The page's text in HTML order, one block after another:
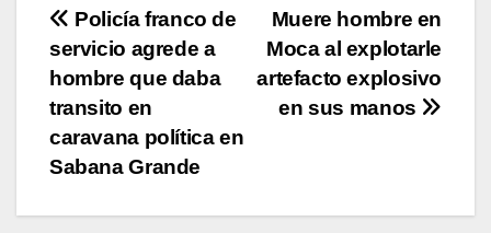
Navegación
de
entradas
Muere hombre en
Moca al explotarle
artefacto explosivo
en sus manos
Policía franco de
servicio agrede a
hombre que daba
transito en
caravana política en
Sabana Grande